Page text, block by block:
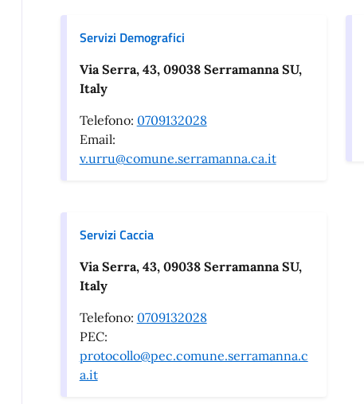
Servizi Demografici
Via Serra, 43, 09038 Serramanna SU,
Italy
Telefono: 0709132028
Email:
v.urru@comune.serramanna.ca.it
Servizi Caccia
Via Serra, 43, 09038 Serramanna SU,
Italy
Telefono: 0709132028
PEC:
protocollo@pec.comune.serramanna.c
a.it